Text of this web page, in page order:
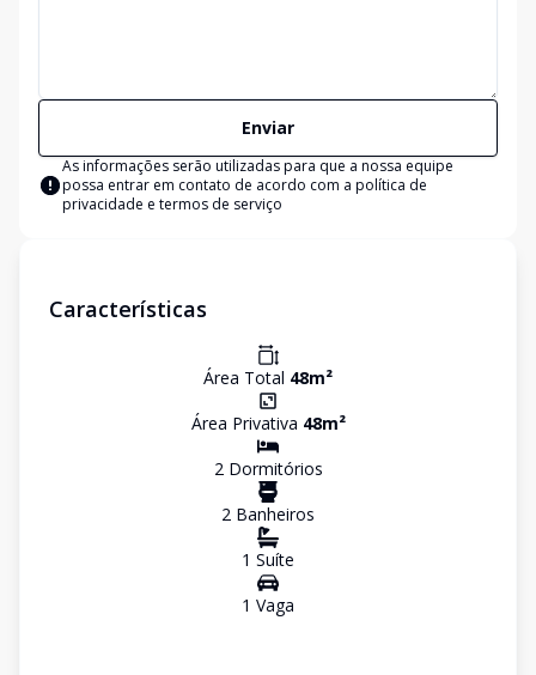
Enviar
As informações serão utilizadas para que a nossa equipe
possa entrar em contato de acordo com a política de
privacidade e termos de serviço
Características
Área Total 48m²
Área Privativa 48m²
2Dormitórios
2 Banheiros
1 Suíte
1 Vaga